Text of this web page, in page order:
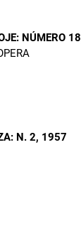
NÚMERO 18
N. 2, 1957